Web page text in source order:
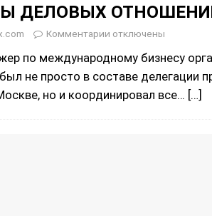
ДЕЛОВЫХ
Комментарии отключены
по международному бизнесу
не просто в составе делегации
но и координировал все… […]